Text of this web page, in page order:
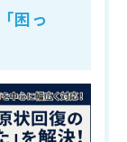
困っ